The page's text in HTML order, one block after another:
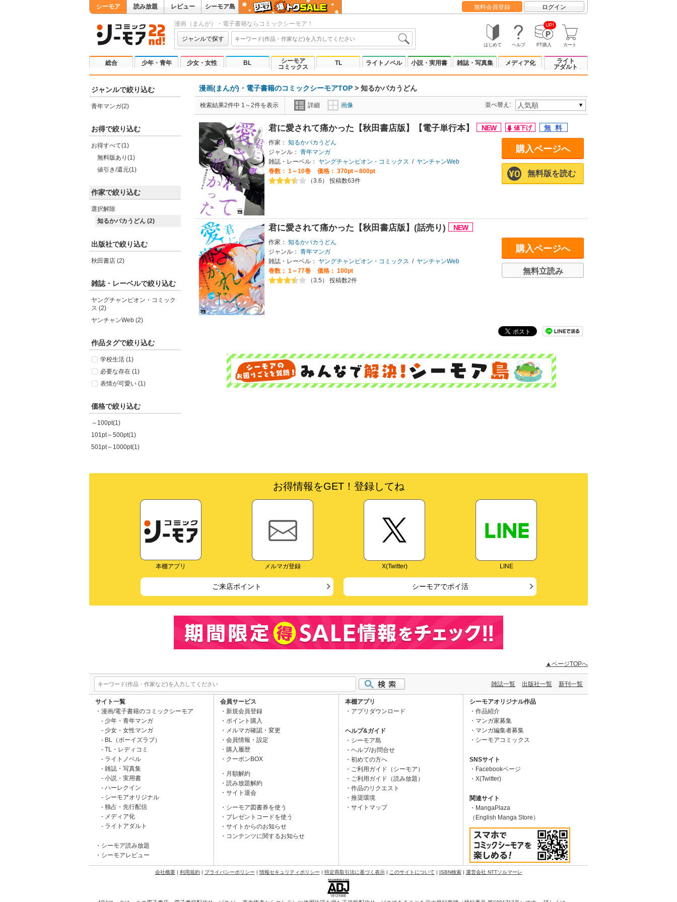
シーモア 読み放題 レビュー シーモア島 無料会員登録 ログイン
漫画（まんが）・電子書籍ならコミックシーモア！
ジャンルで探す
はじめて ヘルプ
UP!
PT購入 カート
総合 少年・青年 少女・女性 BL
シーモア
コミックス
TL ライトノベル 小説・実用書 雑誌・写真集 メディア化
ライト
アダルト
ジャンルで絞り込む
青年マンガ(2)
お得で絞り込む
お得すべて(1)
無料版あり(1)
値引き/還元(1)
作家で絞り込む
選択解除
知るかバカうどん (2)
出版社で絞り込む
秋田書店 (2)
雑誌・レーベルで絞り込む
ヤングチャンピオン・コミック
ス (2)
ヤンチャンWeb (2)
作品タグで絞り込む
学校生活 (1)
必要な存在 (1)
表情が可愛い (1)
価格で絞り込む
～100pt(1)
101pt～500pt(1)
501pt～1000pt(1)
漫画(まんが)・電子書籍のコミックシーモアTOP > 知るかバカうどん
検索結果2件中 1～2件を表示 詳細 画像 並べ替え:
君に愛されて痛かった【秋田書店版】【電子単行本】
作家： 知るかバカうどん
ジャンル： 青年マンガ
雑誌・レーベル：
ヤングチャンピオン・コミックス / ヤンチャンWeb
巻数： 1～10巻
価格： 370pt～800pt
（3.6） 投稿数63件
購入ページへ
無料版を読む
君に愛されて痛かった【秋田書店版】(話売り)
作家： 知るかバカうどん
ジャンル： 青年マンガ
雑誌・レーベル：
ヤングチャンピオン・コミックス / ヤンチャンWeb
巻数： 1～77巻
価格： 100pt
（3.5） 投稿数2件
購入ページへ
無料立読み
お得情報をGET！登録してね
本棚アプリ メルマガ登録 X(Twitter) LINE
ご来店ポイント シーモアでポイ活
▲ページTOPへ
雑誌一覧 出版社一覧 新刊一覧
サイト一覧
漫画/電子書籍のコミックシーモア
少年・青年マンガ
少女・女性マンガ
BL（ボーイズラブ）
TL・レディコミ
ライトノベル
雑誌・写真集
小説・実用書
ハーレクイン
シーモアオリジナル
独占・先行配信
メディア化
ライトアダルト
シーモア読み放題
シーモアレビュー
会員サービス
新規会員登録
ポイント購入
メルマガ確認・変更
会員情報・設定
購入履歴
クーポンBOX
月額解約
読み放題解約
サイト退会
シーモア図書券を使う
プレゼントコードを使う
サイトからのお知らせ
コンテンツに関するお知らせ
本棚アプリ
アプリダウンロード
ヘルプ&ガイド
シーモア島
ヘルプ/お問合せ
初めての方へ
ご利用ガイド（シーモア）
ご利用ガイド（読み放題）
作品のリクエスト
推奨環境
サイトマップ
シーモアオリジナル作品
作品紹介
マンガ家募集
マンガ編集者募集
シーモアコミックス
SNSサイト
Facebookページ
X(Twitter)
関連サイト
MangaPlaza
（English Manga Store）
会社概要| 利用規約| プライバシーポリシー | 情報セキュリティポリシー | 特定商取引法に基づく表示| このサイトについて | ISBN検索| 運営会社 NTTソルマーレ